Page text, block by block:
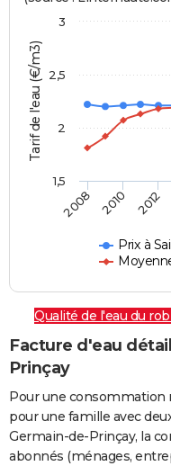
Tarif de l'eau (€/m3)
Prix à
2008 2010 2012
1,5
2
2,5
3
Qualité de l'eau du
Facture d'eau
Prinçay
Pour une consommation
pour une famille avec
Germain-de-Prinçay, la
abonnés (ménages,